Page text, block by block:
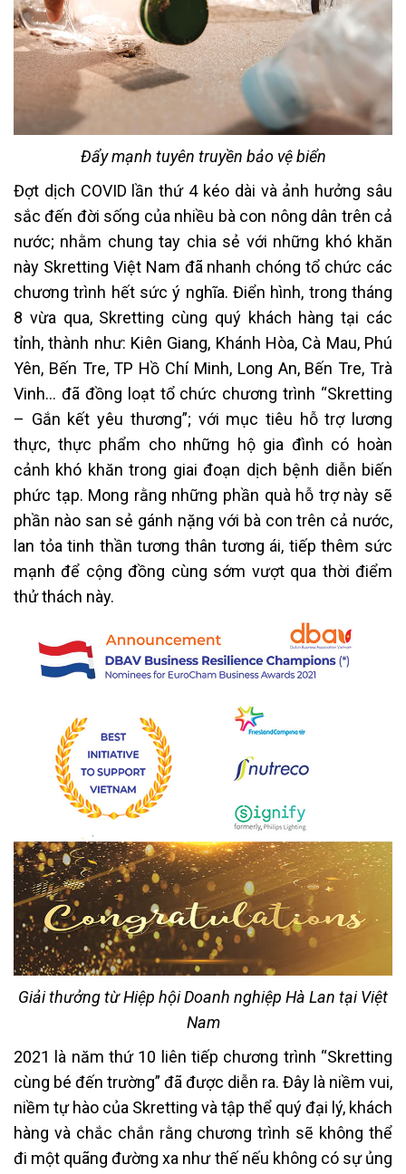
Đẩy mạnh tuyên truyền bảo vệ biển
Đợt dịch COVID lần thứ 4 kéo dài và ảnh hưởng sâu
sắc đến đời sống của nhiều bà con nông dân trên cả
nước; nhằm chung tay chia sẻ với những khó khăn
này Skretting Việt Nam đã nhanh chóng tổ chức các
chương trình hết sức ý nghĩa. Điển hình, trong tháng
8 vừa qua, Skretting cùng quý khách hàng tại các
tỉnh, thành như: Kiên Giang, Khánh Hòa, Cà Mau, Phú
Yên, Bến Tre, TP Hồ Chí Minh, Long An, Bến Tre, Trà
Vinh… đã đồng loạt tổ chức chương trình “Skretting
– Gắn kết yêu thương”; với mục tiêu hỗ trợ lương
thực, thực phẩm cho những hộ gia đình có hoàn
cảnh khó khăn trong giai đoạn dịch bệnh diễn biến
phức tạp. Mong rằng những phần quà hỗ trợ này sẽ
phần nào san sẻ gánh nặng với bà con trên cả nước,
lan tỏa tinh thần tương thân tương ái, tiếp thêm sức
mạnh để cộng đồng cùng sớm vượt qua thời điểm
thử thách này.
Giải thưởng từ Hiệp hội Doanh nghiệp Hà Lan tại Việt
Nam
2021 là năm thứ 10 liên tiếp chương trình “Skretting
cùng bé đến trường” đã được diễn ra. Đây là niềm vui,
niềm tự hào của Skretting và tập thể quý đại lý, khách
hàng và chắc chắn rằng chương trình sẽ không thể
đi một quãng đường xa như thế nếu không có sự ủng